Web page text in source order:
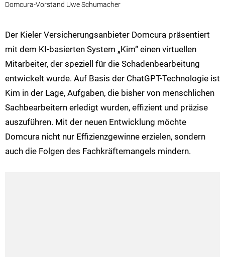
Domcura-Vorstand Uwe Schumacher
Der Kieler Versicherungsanbieter Domcura präsentiert
mit dem KI-basierten System „Kim“ einen virtuellen
Mitarbeiter, der speziell für die Schadenbearbeitung
entwickelt wurde. Auf Basis der ChatGPT-Technologie ist
Kim in der Lage, Aufgaben, die bisher von menschlichen
Sachbearbeitern erledigt wurden, effizient und präzise
auszuführen. Mit der neuen Entwicklung möchte
Domcura nicht nur Effizienzgewinne erzielen, sondern
auch die Folgen des Fachkräftemangels mindern.